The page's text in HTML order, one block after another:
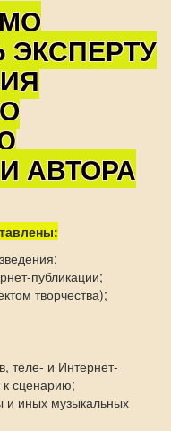
ЭКСПЕРТУ
АВТОРА
публикации;
творчества);
теле- и Интернет-
к сценарию;
и иных музыкальных